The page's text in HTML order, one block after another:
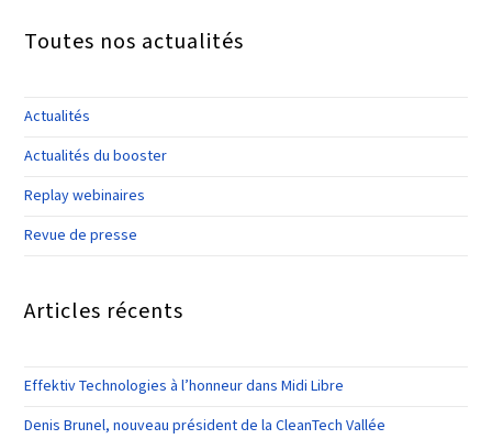
Toutes nos actualités
Actualités
Actualités du booster
Replay webinaires
Revue de presse
Articles récents
Effektiv Technologies à l’honneur dans Midi Libre
Denis Brunel, nouveau président de la CleanTech Vallée